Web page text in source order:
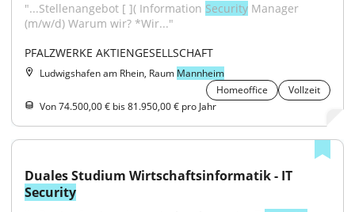
"...Stellenangebot [ ]( Information Security Manager
(m/w/d) Warum wir? *Wir..."
PFALZWERKE AKTIENGESELLSCHAFT
Ludwigshafen am Rhein, Raum Mannheim
Homeoffice
Vollzeit
Von 74.500,00 € bis 81.950,00 € pro Jahr
Security